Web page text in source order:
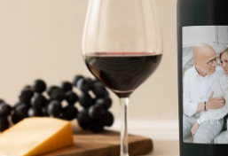
Carte de vœux gratuite
Créez quelque chose d’unique
son prénom, votre photo ou un
Sans complications, juste tout